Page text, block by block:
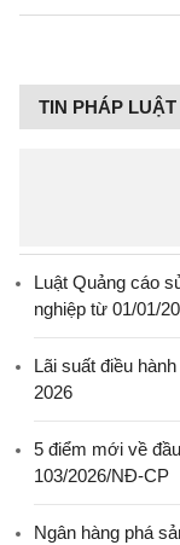
TIN PHÁP
Luật Quảng cáo
nghiệp từ 01/01/
Lãi suất điều
2026
5 điểm mới về
103/2026/NĐ-CP
Ngân hàng phá